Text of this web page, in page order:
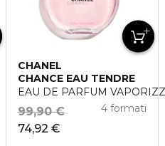
CHANEL
CHANCE EAU TENDRE
EAU DE PARFUM
74,92 €
99,90 € 4 formati